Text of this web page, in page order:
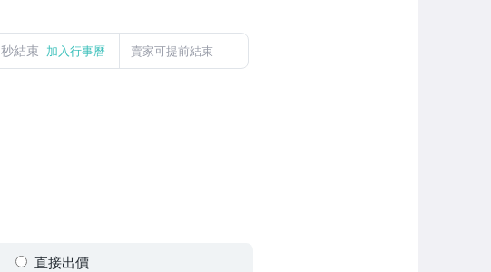
秒結束 加入行事曆 賣家可提前結束
直接出價